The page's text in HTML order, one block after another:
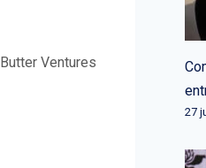
Ventures
27